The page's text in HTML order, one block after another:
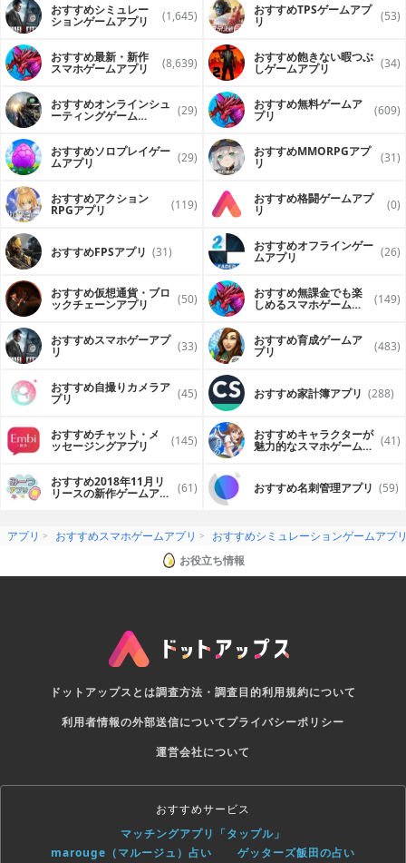
おすすめシミュレー
ションゲームアプリ (1,645) おすすめTPSゲームアプ
リ (53)
おすすめ最新・新作
スマホゲームアプリ (8,639) おすすめ飽きない暇つぶ
しゲームアプリ (34)
おすすめオンラインシュ
ーティングゲーム (29) おすすめ無料ゲームア
プリ (609)
おすすめソロプレイゲー
ムアプリ (29) おすすめ MMORPGアプ
リ (31)
おすすめアクション
RPGアプリ (119) おすすめ格闘ゲームアプ
リ (0)
おすすめFPSアプリ (31) おすすめオフラインゲー
ムアプリ (26)
おすすめ仮想通貨・ブロ
ックチェーンアプリ (50) おすすめ無課金でも楽
しめるスマホゲームア (149)
おすすめスマホゲーアプ
リ (33) おすすめ育成ゲームア
プリ (483)
おすすめ自撮りカメラア
プリ (45) おすすめ家計簿アプリ (288)
おすすめチャット・メ
ッセージングアプリ (145) おすすめキャラクターが
魅力的なスマホゲームア (41)
おすすめ2018年11月リ
リースの新作ゲームアプ (61) おすすめ名刺管理アプリ (59)
アプリ おすすめスマホゲームアプリ
おすすめシミュレーションゲームアプ
お役立ち情報
ドットアップスとは調査方法・調査目的利用規約について
利用者情報の外部送信についてプライバシーポリシー
運営会社について
おすすめサービス
マッチングアプリ「タップル」
marouge（マルージュ）占い
ゲッターズ飯田の占い